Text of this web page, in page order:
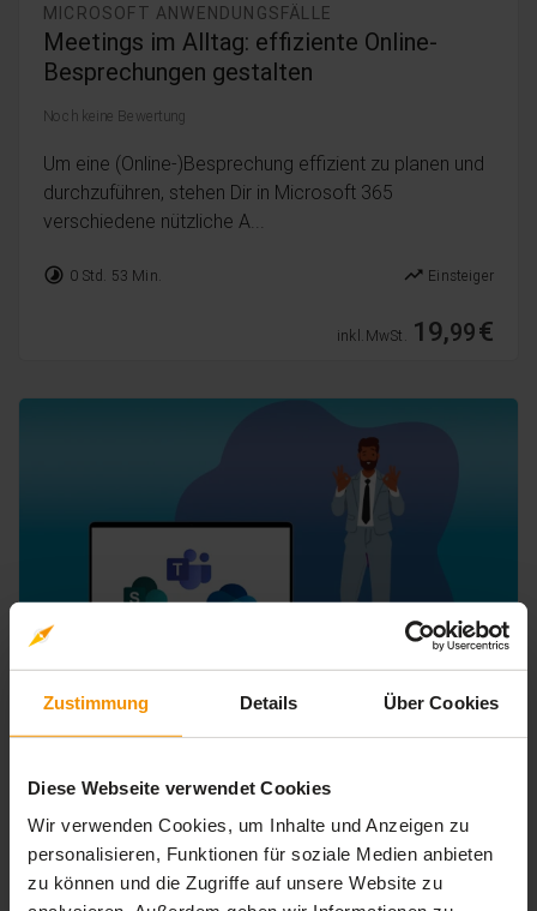
Zustimmung Details Über Cookies
Diese Webseite verwendet Cookies
Wir verwenden Cookies, um Inhalte und Anzeigen zu
personalisieren, Funktionen für soziale Medien anbieten
zu können und die Zugriffe auf unsere Website zu
MICROSOFT ANWENDUNGSFÄLLE
Meetings im Alltag: effiziente Online-
Besprechungen gestalten
Noch keine Bewertung
Um eine (Online-)Besprechung effizient zu planen und
durchzuführen, stehen Dir in Microsoft 365
verschiedene nützliche A...
timelapse 0 Std. 53 Min. trending_up Einsteiger
inkl. MwSt. 19,99€
MICROSOFT ANWENDUNGSFÄLLE
Meister der Dokumente: persönlich und im
In diesem Kurs lernst Du, wie Du mit OneDrive und
SharePoint sowohl Deine persönlichen als auch